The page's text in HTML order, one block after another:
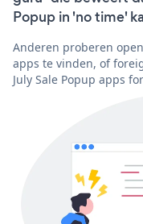
Popup in 'no time'
Anderen proberen
apps te vinden, of
July Sale Popup apps